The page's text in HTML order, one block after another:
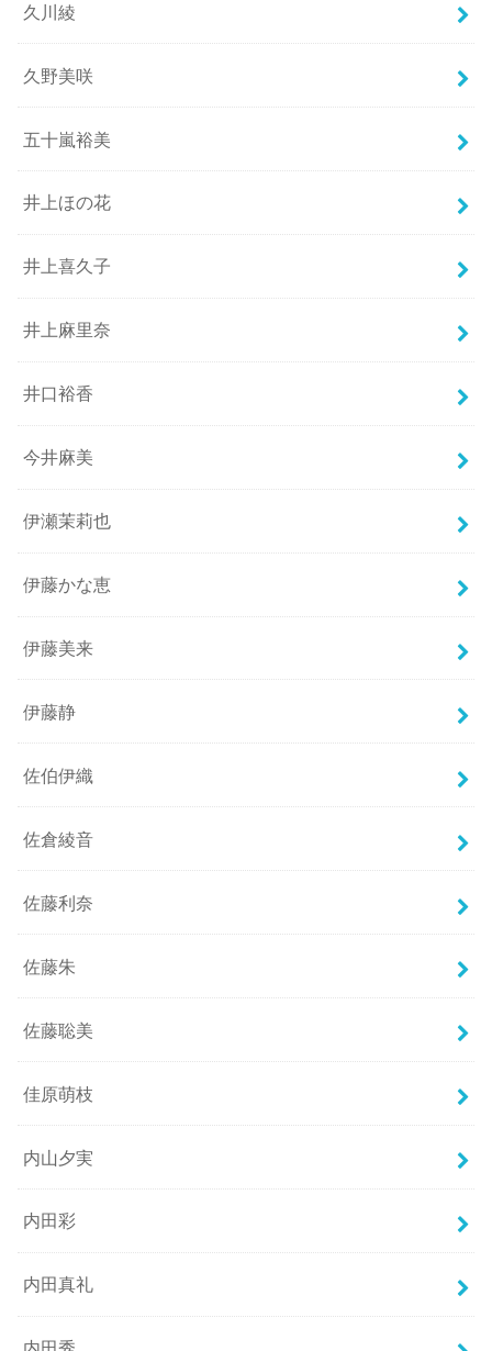
久川綾
久野美咲
五十嵐裕美
井上ほの花
井上喜久子
井上麻里奈
井口裕香
今井麻美
伊瀬茉莉也
伊藤かな恵
伊藤美来
伊藤静
佐伯伊織
佐倉綾音
佐藤利奈
佐藤朱
佐藤聡美
佳原萌枝
内山夕実
内田彩
内田真礼